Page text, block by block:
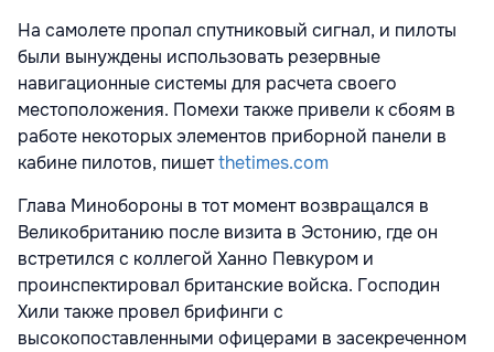
На самолете пропал спутниковый сигнал, и пилоты
были вынуждены использовать резервные
навигационные системы для расчета своего
местоположения. Помехи также привели к сбоям в
работе некоторых элементов приборной панели в
кабине пилотов, пишетthetimes.com
Глава Минобороны в тот момент возвращался в
Великобританию после визита в Эстонию, где он
встретился с коллегой Ханно Певкуром и
проинспектировал британские войска. Господин
Хили также провел брифинги с
высокопоставленными офицерами в засекреченном